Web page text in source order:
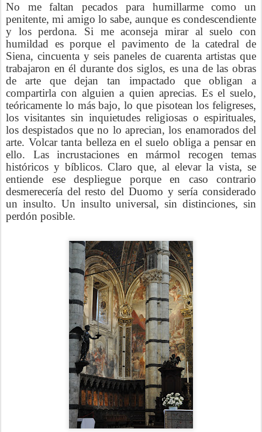
No me faltan pecados para humillarme como un
penitente, mi amigo lo sabe, aunque es condescendiente
y los perdona. Si me aconseja mirar al suelo con
humildad es porque el pavimento de la catedral de
Siena, cincuenta y seis paneles de cuarenta artistas que
trabajaron en él durante dos siglos, es una de las obras
de arte que dejan tan impactado que obligan a
compartirla con alguien a quien aprecias. Es el suelo,
teóricamente lo más bajo, lo que pisotean los feligreses,
los visitantes sin inquietudes religiosas o espirituales,
los despistados que no lo aprecian, los enamorados del
arte. Volcar tanta belleza en el suelo obliga a pensar en
ello. Las incrustaciones en mármol recogen temas
históricos y bíblicos. Claro que, al elevar la vista, se
entiende ese despliegue porque en caso contrario
desmerecería del resto del Duomo y sería considerado
un insulto. Un insulto universal, sin distinciones, sin
perdón posible.